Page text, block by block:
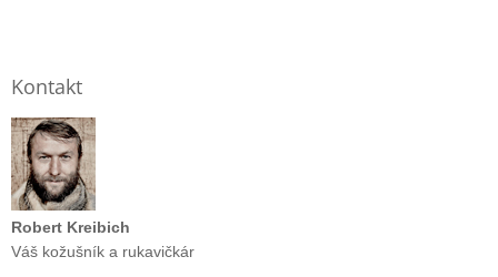
Kontakt
Robert Kreibich
Váš kožušník a rukavičkár